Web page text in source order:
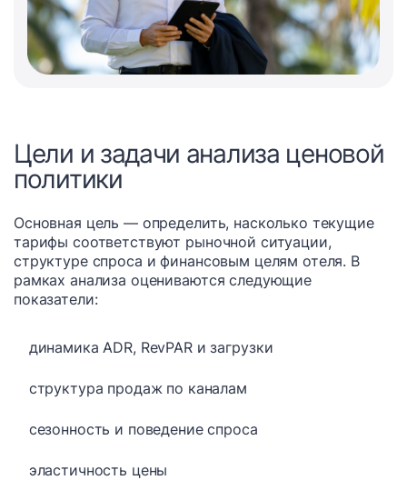
Цели и задачи анализа ценовой
политики
Основная цель — определить, насколько текущие
тарифы соответствуют рыночной ситуации,
структуре спроса и финансовым целям отеля. В
рамках анализа оцениваются следующие
показатели:
динамика ADR, RevPAR и загрузки
структура продаж по каналам
сезонность и поведение спроса
эластичность цены